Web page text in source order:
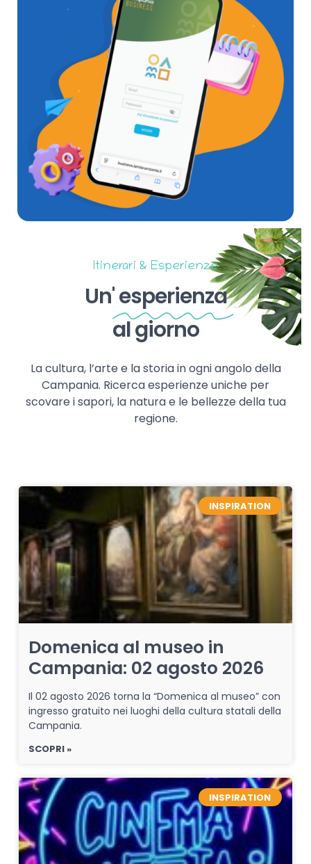
Itinerari & Esperienze
Un'esperienza
al giorno
La cultura, l’arte e la storia in ogni angolo della
Campania. Ricerca esperienze uniche per
scovare i sapori, la natura e le bellezze della tua
regione.
INSPIRATION
Domenica al museo in
Campania: 02 agosto 2026
Il 02 agosto 2026 torna la “Domenica al museo” con
ingresso gratuito nei luoghi della cultura statali della
Campania.
SCOPRI »
INSPIRATION